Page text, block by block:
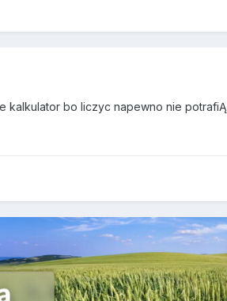
kalkulator bo liczyc napewno nie potrafiĄ